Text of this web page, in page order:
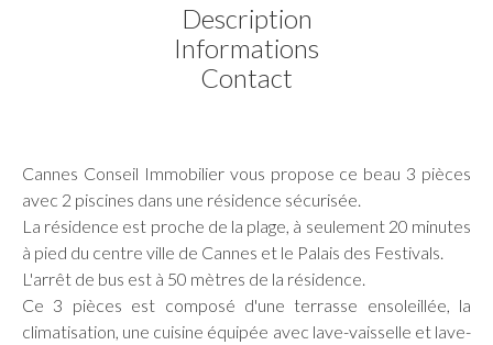
Description
Informations
Contact
Cannes Conseil Immobilier vous propose ce beau 3 pièces
avec 2 piscines dans une résidence sécurisée.
La résidence est proche de la plage, à seulement 20 minutes
à pied du centre ville de Cannes et le Palais des Festivals.
L'arrêt de bus est à 50 mètres de la résidence.
Ce 3 pièces est composé d'une terrasse ensoleillée, la
climatisation, une cuisine équipée avec lave-vaisselle et lave-